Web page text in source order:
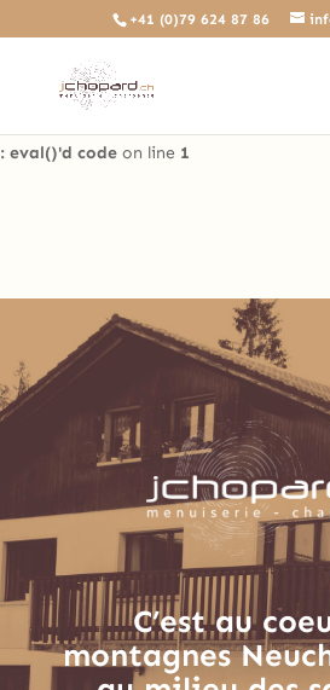
Deprecated: The predefined locally
variable is deprecated, call
instead in
: eval()'d code on line 1
+41 (0)79 624 87 86
C’est au
montagnes